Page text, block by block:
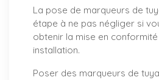
La pose de marqueurs de
étape à ne pas négliger si
obtenir la mise en
installation.
Poser des marqueurs de